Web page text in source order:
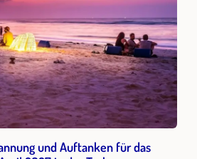
und Auftanken für das